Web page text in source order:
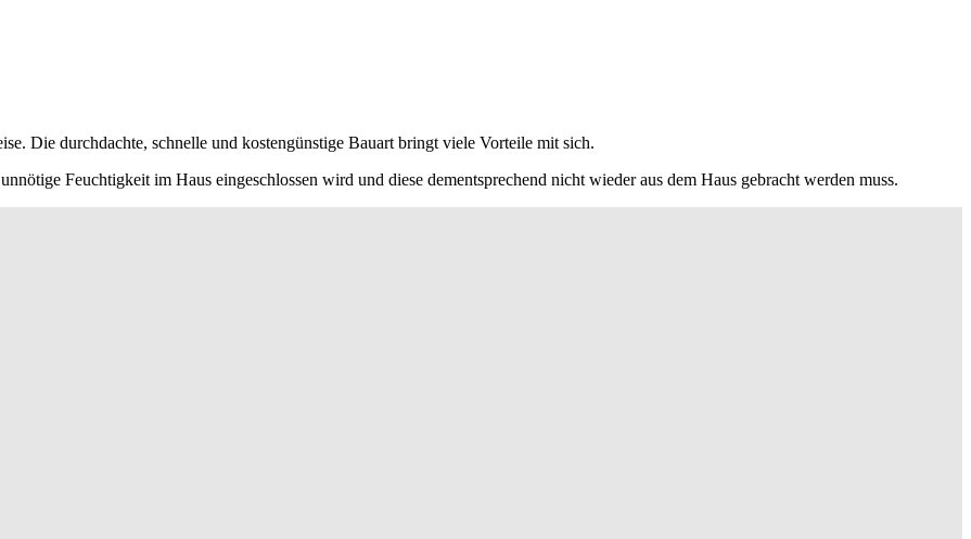
Die durchdachte, schnelle und kostengünstige Bauart bringt viele Vorteile mit sich.
Feuchtigkeit im Haus eingeschlossen wird und diese dementsprechend nicht wieder aus dem Haus gebracht werden muss.